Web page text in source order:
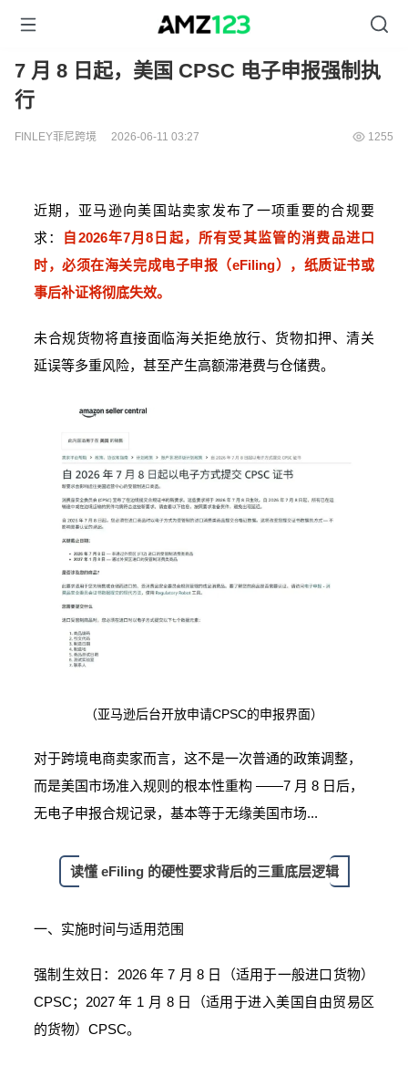
7 月 8 日起，美国 CPSC 电子申报强制执
行
FINLEY菲尼跨境 2026-06-11 03:27 1255
近期，亚马逊向美国站卖家发布了一项重要的合规要
求： 自2026年7月8日起，所有受其监管的消费品进口
时，必须在海关完成电子申报（eFiling），纸质证书或
事后补证将彻底失效。
未合规货物将直接面临海关拒绝放行、货物扣押、清关
延误等多重风险，甚至产生高额滞港费与仓储费。
（亚马逊后台开放申请CPSC的申报界面）
对于跨境电商卖家而言，这不是一次普通的政策调整，
而是美国市场准入规则的根本性重构 ——7 月 8 日后，
无电子申报合规记录，基本等于无缘美国市场...
读懂 eFiling 的硬性要求背后的三重底层逻辑
一、实施时间与适用范围
强制生效日：2026 年 7 月 8 日（适用于一般进口货物）
CPSC；2027 年 1 月 8 日（适用于进入美国自由贸易区
的货物）CPSC。